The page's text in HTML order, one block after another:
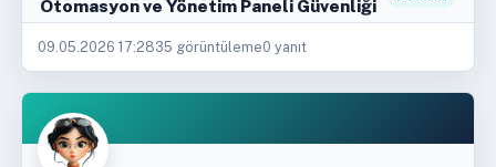
Otomasyon ve Yönetim Paneli Güvenliği
09.05.2026 17:2835 görüntüleme0 yanıt